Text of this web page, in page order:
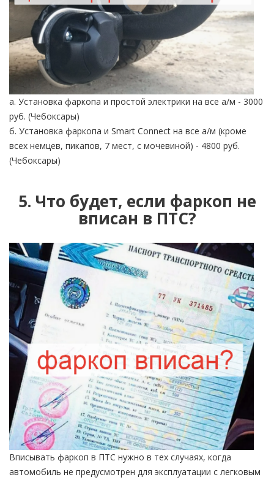
а. Установка фаркопа и простой электрики на все а/м - 3000
руб. (Чебоксары)
б. Установка фаркопа и Smart Connect на все а/м (кроме
всех немцев, пикапов, 7 мест, с мочевиной) - 4800 руб.
(Чебоксары)
5. Что будет, если фаркоп не
вписан в ПТС?
Вписывать фаркоп в ПТС нужно в тех случаях, когда
автомобиль не предусмотрен для эксплуатации с легковым